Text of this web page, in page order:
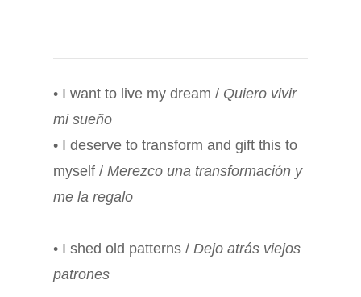
• I want to live my dream / Quiero vivir
mi sueño
• I deserve to transform and gift this to
myself / Merezco una transformación y
me la regalo
• I shed old patterns /Dejo atrás viejos
patrones